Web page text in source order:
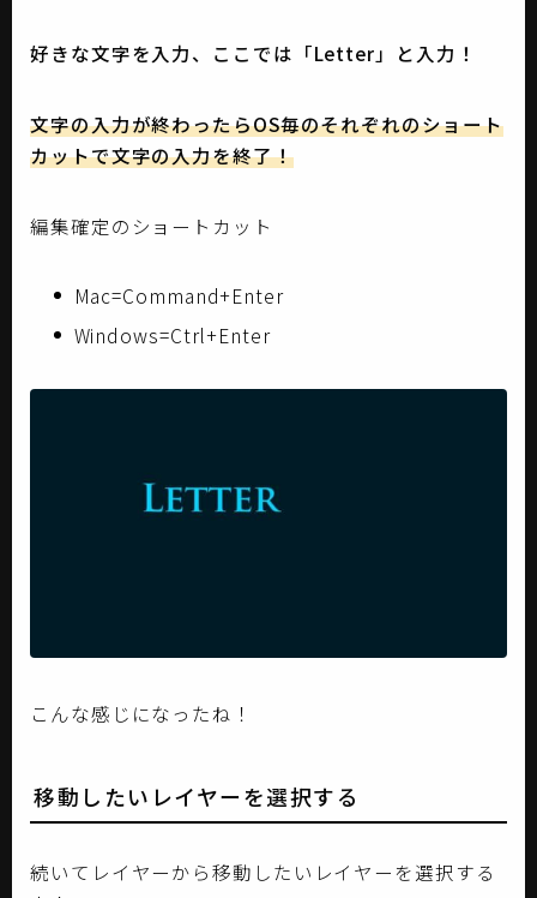
好きな文字を入力、ここでは「Letter」と入力！
文字の入力が終わったらOS毎のそれぞれのショート
カットで文字の入力を終了！
編集確定のショートカット
Mac=Command+Enter
Windows=Ctrl+Enter
こんな感じになったね！
移動したいレイヤーを選択する
続いてレイヤーから移動したいレイヤーを選択する